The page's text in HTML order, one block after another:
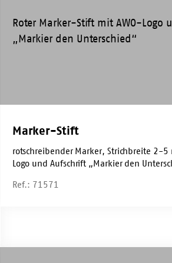
Marker-Stift
rotschreibender Marker, Strichbreite 2-5
Logo und Aufschrift „Markier den
Ref.: 71571